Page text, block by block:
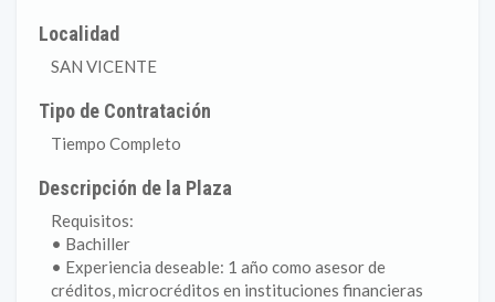
Localidad
SAN VICENTE
Tipo de Contratación
Tiempo Completo
Descripción de la Plaza
Requisitos:
• Bachiller
• Experiencia deseable: 1 año como asesor de
créditos, microcréditos en instituciones financieras